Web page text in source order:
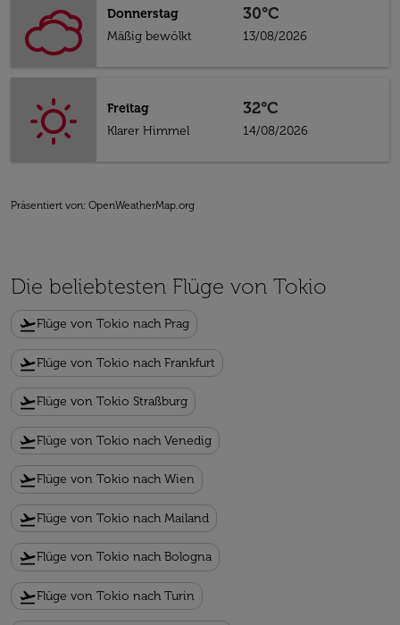
Donnerstag
Mäßig bewölkt
30°C
13/08/2026
Freitag
Klarer Himmel
32°C
14/08/2026
Präsentiert von: OpenWeatherMap.org
Die beliebtesten Flüge von Tokio
flight_takeoffFlüge von Tokio nach Prag
flight_takeoffFlüge von Tokio nach Frankfurt
flight_takeoffFlüge von Tokio Straßburg
flight_takeoffFlüge von Tokio nach Venedig
flight_takeoffFlüge von Tokio nach Wien
flight_takeoffFlüge von Tokio nach Mailand
flight_takeoffFlüge von Tokio nach Bologna
flight_takeoffFlüge von Tokio nach Turin